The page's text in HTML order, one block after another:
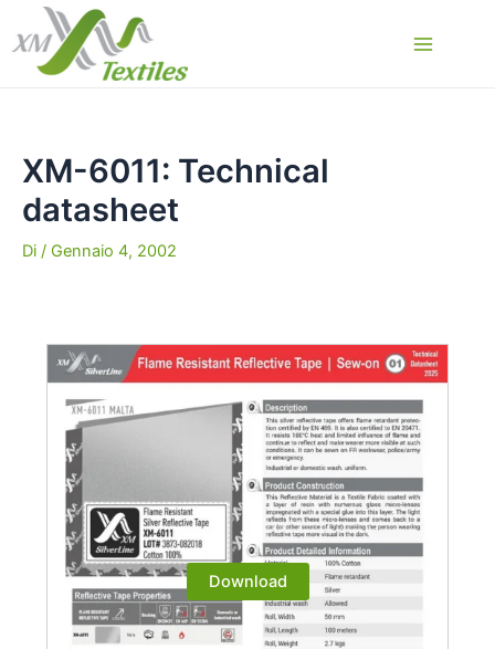
contenuto
XM-6011: Technical
datasheet
Di / Gennaio 4, 2002
Download